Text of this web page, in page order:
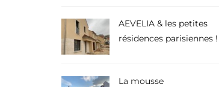
AEVELIA & les petites
résidences parisiennes !
La mousse